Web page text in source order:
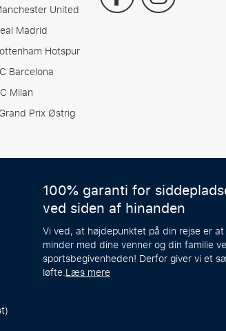
United
Madrid
Hotspur
Barcelona
Milan
Prix Østrig
100% garanti for
ved siden af hinanden
Vi ved, at højdepunktet på din rejse er
minder med dine venner og din familie
sportsbegivenheden! Derfor giver vi et
løfte.Læs mere